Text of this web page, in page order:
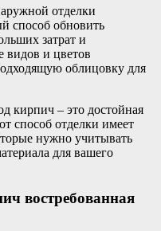
отделки
способ обновить
затрат и
видов и цветов
облицовку для
кирпич – это достойная
способ отделки имеет
нужно учитывать
для вашего
востребованная